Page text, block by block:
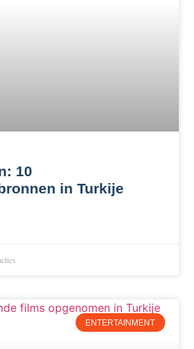
10
in Turkije
ENTERTAINMENT